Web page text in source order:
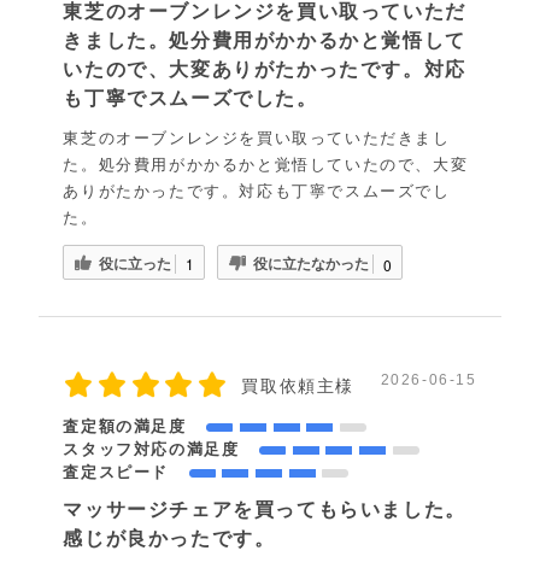
東芝のオーブンレンジを買い取っていただ
きました。処分費用がかかるかと覚悟して
いたので、大変ありがたかったです。対応
も丁寧でスムーズでした。
東芝のオーブンレンジを買い取っていただきまし
た。処分費用がかかるかと覚悟していたので、大変
ありがたかったです。対応も丁寧でスムーズでし
た。
役に立った 1 役に立たなかった 0
買取依頼主様 2026-06-15
査定額の満足度
スタッフ対応の満足度
査定スピード
マッサージチェアを買ってもらいました。
感じが良かったです。